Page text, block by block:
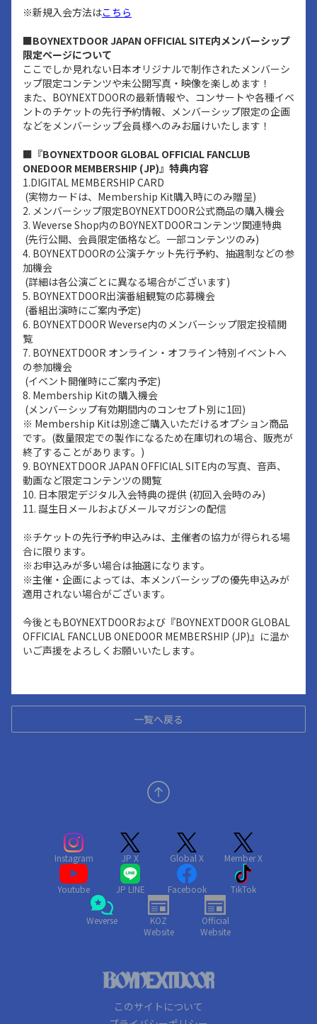
※新規入会方法はこちら
■BOYNEXTDOOR JAPAN OFFICIAL SITE内メンバーシップ
限定ページについて
ここでしか見れない日本オリジナルで制作されたメンバーシ
ップ限定コンテンツや未公開写真・映像を楽しめます！
また、BOYNEXTDOORの最新情報や、コンサートや各種イベ
ントのチケットの先行予約情報、メンバーシップ限定の企画
などをメンバーシップ会員様へのみお届けいたします！
■『BOYNEXTDOOR GLOBAL OFFICIAL FANCLUB
ONEDOOR MEMBERSHIP (JP)』特典内容
1.DIGITAL MEMBERSHIP CARD
(実物カードは、Membership Kit購入時にのみ贈呈)
2. メンバーシップ限定BOYNEXTDOOR公式商品の購入機会
3. Weverse Shop内のBOYNEXTDOORコンテンツ関連特典
(先行公開、会員限定価格など。一部コンテンツのみ)
4. BOYNEXTDOORの公演チケット先行予約、抽選制などの参
加機会
(詳細は各公演ごとに異なる場合がございます)
5. BOYNEXTDOOR出演番組観覧の応募機会
(番組出演時にご案内予定)
6. BOYNEXTDOOR Weverse内のメンバーシップ限定投稿閲
覧
7. BOYNEXTDOOR オンライン・オフライン特別イベントへ
の参加機会
(イベント開催時にご案内予定)
8. Membership Kitの購入機会
(メンバーシップ有効期間内のコンセプト別に1回)
※ Membership Kitは別途ご購入いただけるオプション商品
です。(数量限定での製作になるため在庫切れの場合、販売が
終了することがあります。)
9. BOYNEXTDOOR JAPAN OFFICIAL SITE内の写真、音声、
動画など限定コンテンツの閲覧
10. 日本限定デジタル入会特典の提供 (初回入会時のみ)
11. 誕生日メールおよびメールマガジンの配信
※チケットの先行予約申込みは、主催者の協力が得られる場
合に限ります。
※お申込みが多い場合は抽選になります。
※主催・企画によっては、本メンバーシップの優先申込みが
適用されない場合がございます。
今後ともBOYNEXTDOORおよび『BOYNEXTDOOR GLOBAL
OFFICIAL FANCLUB ONEDOOR MEMBERSHIP (JP)』に温か
いご声援をよろしくお願いいたします。
一覧へ戻る
Instagram JP X Global X Member X
Youtube JP LINE Facebook TikTok
Weverse
KOZ
Website
Official
Website
このサイトについて